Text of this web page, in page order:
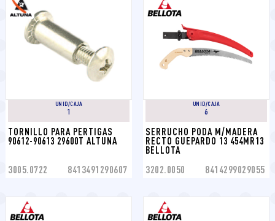
UNID/CAJA
1
TORNILLO PARA PERTIGAS
90612-90613 29600T ALTUNA
3005.0722 8413491290607
UNID/CAJA
6
SERRUCHO PODA M/MADERA
RECTO GUEPARDO 13 454MR13
BELLOTA
3202.0050 8414299029055